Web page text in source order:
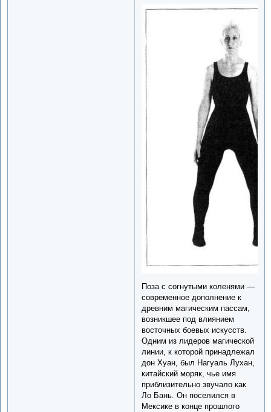
Поза с согнутыми коленями —
современное дополнение к
древним магическим пассам,
возникшее под влиянием
восточных боевых искусств.
Одним из лидеров магической
линии, к которой принадлежал
дон Хуан, был Нагуаль Лухан,
китайский моряк, чье имя
приблизительно звучало как
Ло Бань. Он поселился в
Мексике в конце прошлого